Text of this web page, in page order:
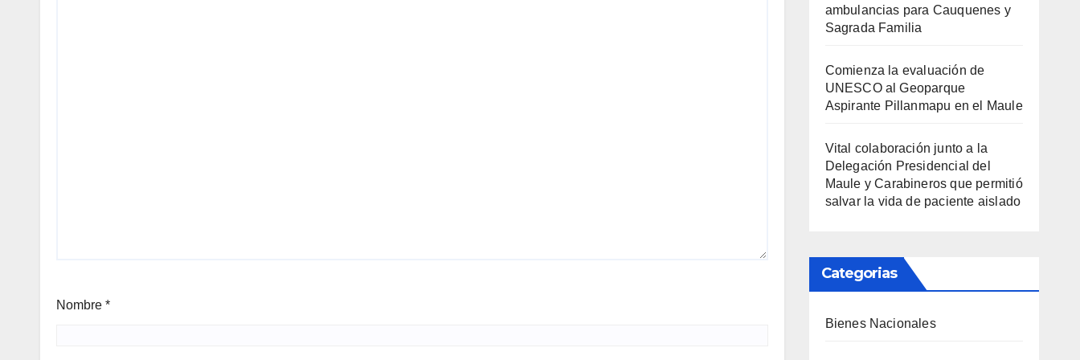
Nombre *
ambulancias para Cauquenes y
Sagrada Familia
Comienza la evaluación de
UNESCO al Geoparque
Aspirante Pillanmapu en el Maule
Vital colaboración junto a la
Delegación Presidencial del
Maule y Carabineros que permitió
salvar la vida de paciente aislado
Categorias
Bienes Nacionales